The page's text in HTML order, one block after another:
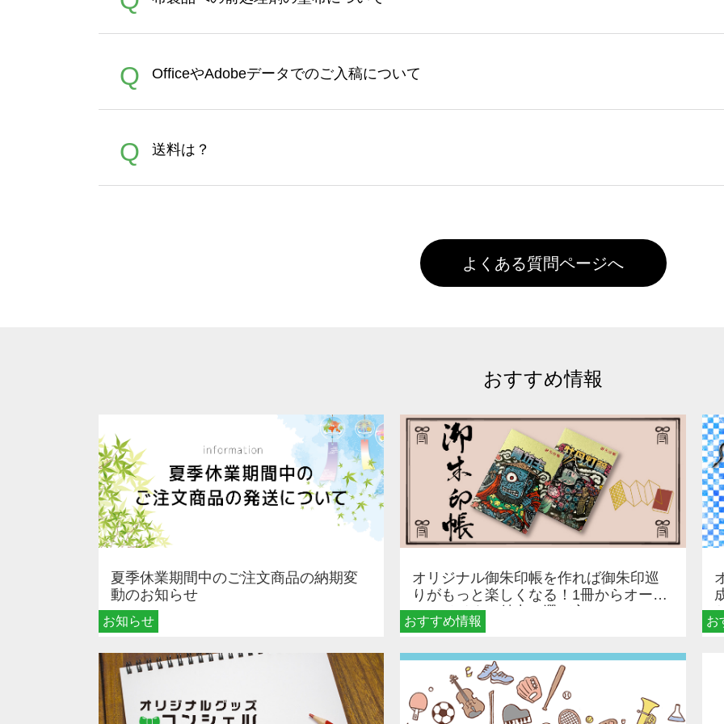
ポイントとして付与され、次回ご注文時に1ポイント＝1円としてお使いいただけます。ポイ
文時からご利用頂けます。ポイントの有効期限は一年間です。【会員ランク】過去10カ月の
れば、ランクにカウントがされません。
A
イト以外）のプリントは、濃色インクジェット印刷といって、プリントを定着させるための
品をお届けするため、処理剤は塗布されたままの状態で出荷を行っております。処理剤自体
文に関わらず、前処理剤が残った状態でお届けとなる場合がございます。※2 濃色は淡色に
Q OfficeやAdobeデータでのご入稿について
A
Adobeデータ(AI,PSD)で保存して頂き、デザインツール上にアップロードをお願い致します。
Q 送料は？
よくある質問ページへ
おすすめ情報
お知らせ
夏季休業期間中のご注文商品の納期変
動のお知らせ
おすすめ情報
オリジナル御朱印帳を作れば御朱印巡
りがもっと楽しくなる！1冊からオーダ
ーメイドする魅力と選び方
お